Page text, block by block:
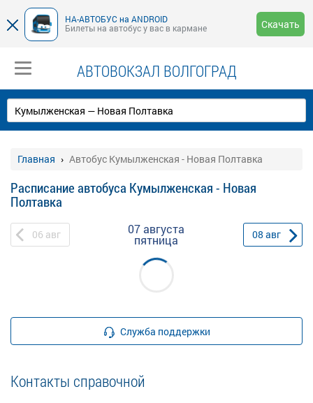
НА-АВТОБУС на ANDROID
Билеты на автобус у вас в кармане
Скачать
АВТОВОКЗАЛ ВОЛГОГРАД
Главная Автобус Кумылженская - Новая Полтавка
Расписание автобуса Кумылженская - Новая
Полтавка
06 авг 07 августа
пятница 08 авг
Служба поддержки
Контакты справочной